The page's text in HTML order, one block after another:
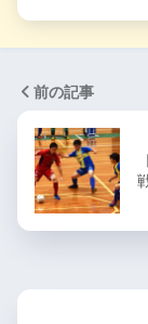
前の記事